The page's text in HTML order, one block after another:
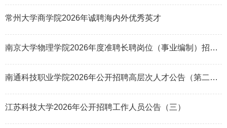
常州大学商学院2026年诚聘海内外优秀英才
南京大学物理学院2026年度准聘长聘岗位（事业编制）招聘公告
南通科技职业学院2026年公开招聘高层次人才公告（第二批）
江苏科技大学2026年公开招聘工作人员公告（三）